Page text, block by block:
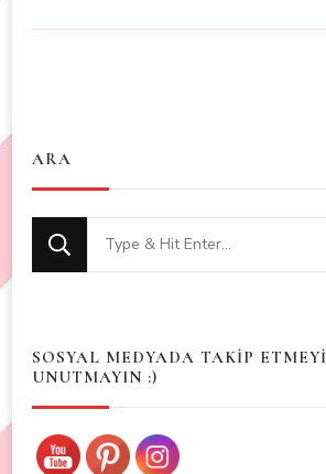
ARA
Looking
for
SOSYAL MEDYADA TAKİP ETMEYİ
UNUTMAYIN :)